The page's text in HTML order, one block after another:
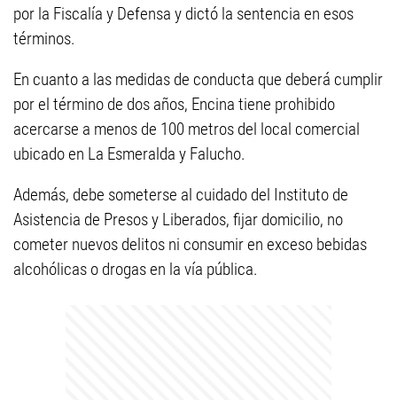
por la Fiscalía y Defensa y dictó la sentencia en esos
términos.
En cuanto a las medidas de conducta que deberá cumplir
por el término de dos años, Encina tiene prohibido
acercarse a menos de 100 metros del local comercial
ubicado en La Esmeralda y Falucho.
Además, debe someterse al cuidado del Instituto de
Asistencia de Presos y Liberados, fijar domicilio, no
cometer nuevos delitos ni consumir en exceso bebidas
alcohólicas o drogas en la vía pública.